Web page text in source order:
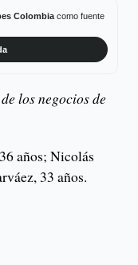
Colombiacomo fuente
los negocios de
años; Nicolás
33 años.